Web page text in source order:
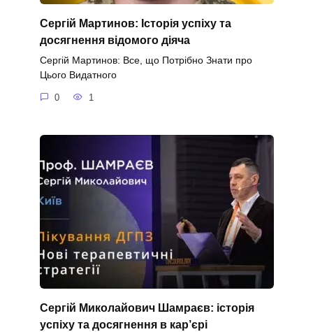
Сергій Мартинов: Історія успіху та
досягнення відомого діяча
Сергій Мартинов: Все, що Потрібно Знати про
Цього Видатного
0 1
Сергій Миколайович Шамраєв: історія
успіху та досягнення в кар’єрі